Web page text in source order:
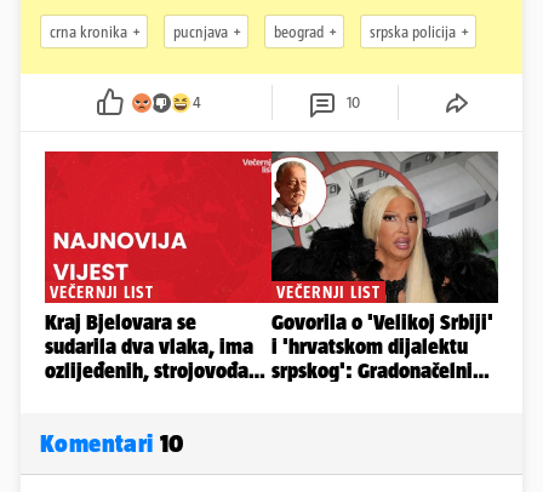
crna kronika pucnjava beograd srpska policija
4 10
Komentari 10